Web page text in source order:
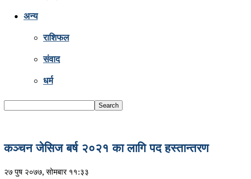
अन्य
राशिफल
संवाद
धर्म
कञ्चन जेसिज बर्ष २०२१ का लागि पद हस्तान्तरण
२७ पुष २०७७, सोमबार ११:३३